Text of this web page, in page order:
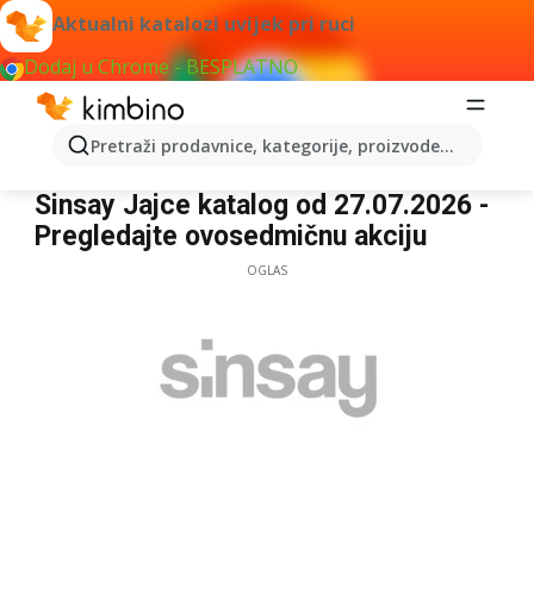
Aktualni katalozi uvijek pri ruci
Dodaj u Chrome - BESPLATNO
Pretraži prodavnice, kategorije, proizvode...
Sinsay Jajce
Sinsay Jajce katalog od 27.07.2026 -
Pregledajte ovosedmičnu akciju
OGLAS